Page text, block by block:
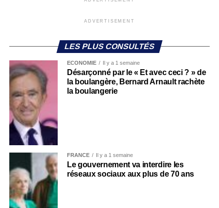
ADVERTISEMENT
LES PLUS CONSULTÉS
ECONOMIE Il y a 1 semaine
Désarçonné par le « Et avec ceci ? » de
la boulangère, Bernard Arnault rachète
la boulangerie
FRANCE Il y a 1 semaine
Le gouvernement va interdire les
réseaux sociaux aux plus de 70 ans